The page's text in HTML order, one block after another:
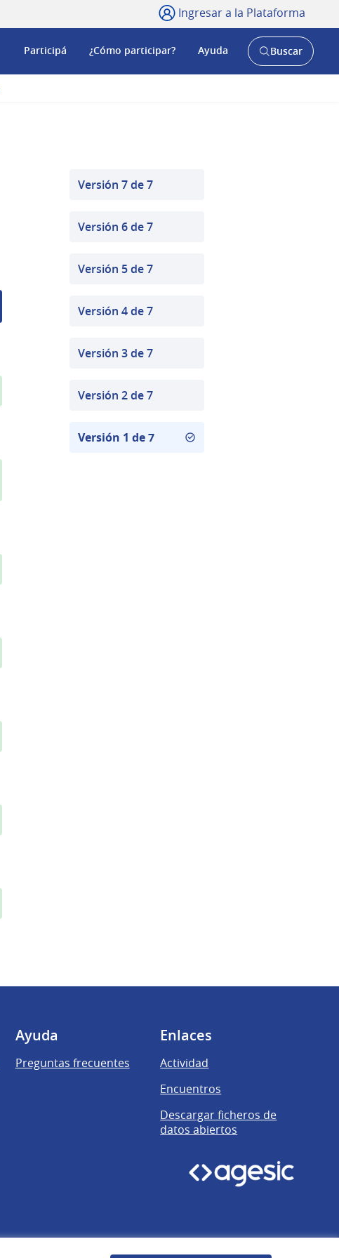
Ingresar a la Plataforma
Participá ¿Cómo participar? Ayuda
AbrirBuscar
Versión 7 de 7
Versión 6 de 7
Versión 5 de 7
Versión 4 de 7
Versión 3 de 7
Versión 2 de 7
Versión 1 de 7
Ayuda
Preguntas frecuentes
Enlaces
Actividad
Encuentros
Descargar ficheros de
datos abiertos